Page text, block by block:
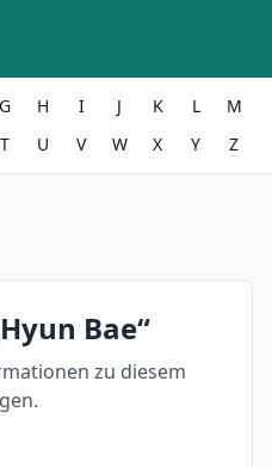
G H I J K L
M
T U V W X Y Z
Bae“
zu diesem